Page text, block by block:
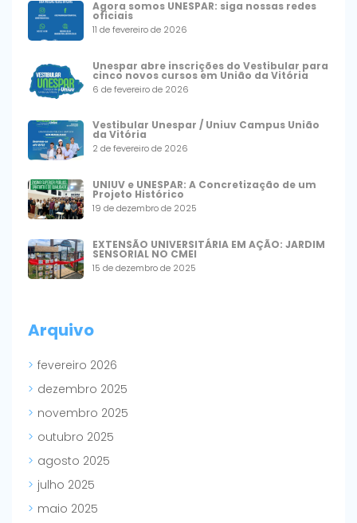
Agora somos UNESPAR: siga nossas redes
oficiais
11 de fevereiro de 2026
Unespar abre inscrições do Vestibular para
cinco novos cursos em União da Vitória
6 de fevereiro de 2026
Vestibular Unespar / Uniuv Campus União
da Vitória
2 de fevereiro de 2026
UNIUV e UNESPAR: A Concretização de um
Projeto Histórico
19 de dezembro de 2025
EXTENSÃO UNIVERSITÁRIA EM AÇÃO: JARDIM
SENSORIAL NO CMEI
15 de dezembro de 2025
Arquivo
fevereiro 2026
dezembro 2025
novembro 2025
outubro 2025
agosto 2025
julho 2025
maio 2025